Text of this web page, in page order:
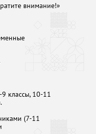
внимание!»
классы, 10-11
(7-11